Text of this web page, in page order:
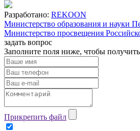
Разработано: REKOON
Министерство образования и науки
Министерство просвещения
задать вопрос
Заполните поля ниже, чтобы
Прикрепить файл